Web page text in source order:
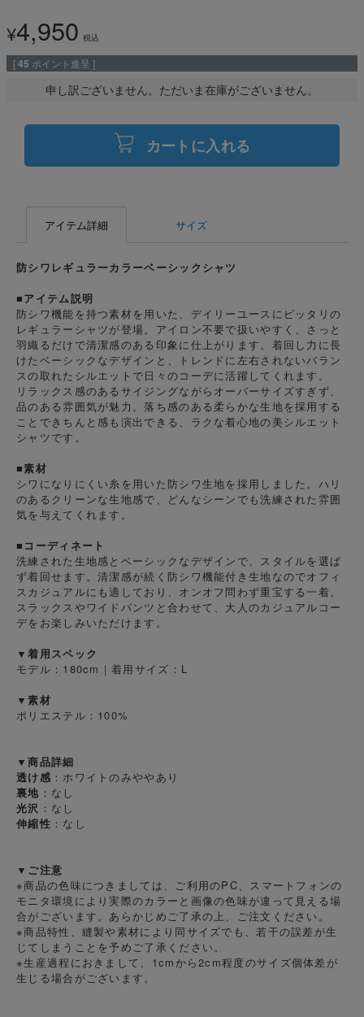
¥4,950 税込
[45 ポイント進呈 ]
申し訳ございません。ただいま在庫がございません。
カートに入れる
アイテム詳細 サイズ
防シワレギュラーカラーベーシックシャツ
■アイテム説明
防シワ機能を持つ素材を用いた、デイリーユースにピッタリの
レギュラーシャツが登場。アイロン不要で扱いやすく、さっと
羽織るだけで清潔感のある印象に仕上がります。着回し力に長
けたベーシックなデザインと、トレンドに左右されないバラン
スの取れたシルエットで日々のコーデに活躍してくれます。
リラックス感のあるサイジングながらオーバーサイズすぎず、
品のある雰囲気が魅力。落ち感のある柔らかな生地を採用する
ことできちんと感も演出できる、ラクな着心地の美シルエット
シャツです。
■素材
シワになりにくい糸を用いた防シワ生地を採用しました。ハリ
のあるクリーンな生地感で、どんなシーンでも洗練された雰囲
気を与えてくれます。
■コーディネート
洗練された生地感とベーシックなデザインで、スタイルを選ば
ず着回せます。清潔感が続く防シワ機能付き生地なのでオフィ
スカジュアルにも適しており、オンオフ問わず重宝する一着。
スラックスやワイドパンツと合わせて、大人のカジュアルコー
デをお楽しみいただけます。
▼着用スペック
モデル：180cm｜着用サイズ：L
▼素材
ポリエステル：100%
▼商品詳細
透け感 ：ホワイトのみややあり
裏地 ：なし
光沢 ：なし
伸縮性 ：なし
▼ご注意
※商品の色味につきましては、ご利用のPC、スマートフォンの
モニタ環境により実際のカラーと画像の色味が違って見える場
合がございます。あらかじめご了承の上、ご注文ください。
※商品特性、縫製や素材により同サイズでも、若干の誤差が生
じてしまうことを予めご了承ください。
※生産過程におきまして、1cmから2cm程度のサイズ個体差が
生じる場合がございます。